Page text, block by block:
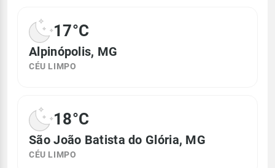
17°C
Alpinópolis, MG
CÉU LIMPO
18°C
São João Batista do Glória, MG
CÉU LIMPO